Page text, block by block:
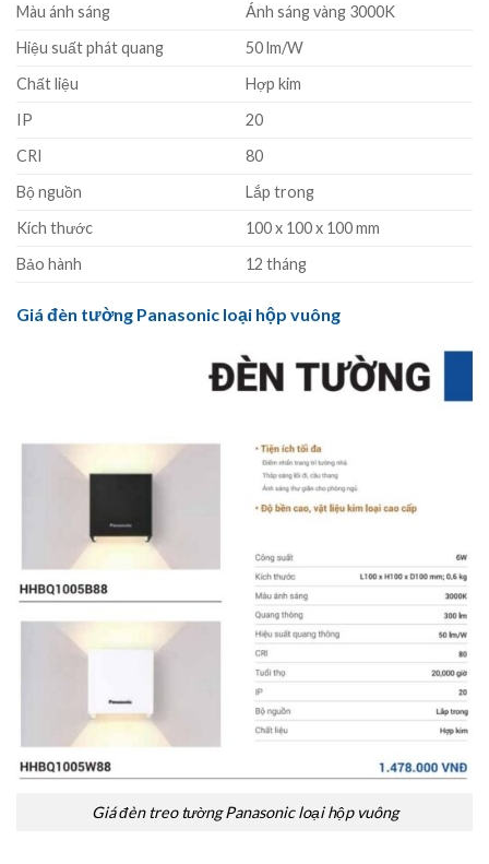
Màu ánh sáng
Ánh sáng vàng 3000K
Hiệu suất phát quang
50 lm/W
Chất liệu
Hợp kim
IP
20
CRI
80
Bộ nguồn
Lắp trong
Kích thước
100 x 100 x 100 mm
Bảo hành
12 tháng
Giá đèn tường Panasonic loại hộp vuông
Giá đèn treo tường Panasonic loại hộp vuông